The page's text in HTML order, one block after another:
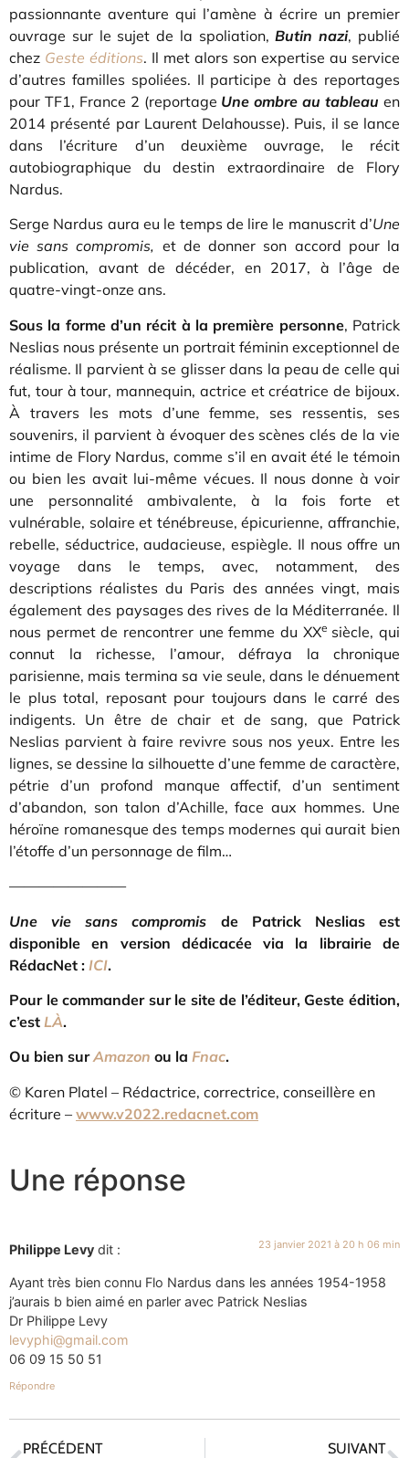
passionnante aventure qui l’amène à écrire un premier
ouvrage sur le sujet de la spoliation,Butin nazi, publié
chez Geste éditions. Il met alors son expertise au service
d’autres familles spoliées. Il participe à des reportages
pour TF1, France 2 (reportage Une ombre au tableau en
2014 présenté par Laurent Delahousse). Puis, il se lance
dans l’écriture d’un deuxième ouvrage, le récit
autobiographique du destin extraordinaire de Flory
Nardus.
Serge Nardus aura eu le temps de lire le manuscrit d’Une
vie sans compromis, et de donner son accord pour la
publication, avant de décéder, en 2017, à l’âge de
quatre-vingt-onze ans.
Sous la forme d’un récit à la première personne, Patrick
Neslias nous présente un portrait féminin exceptionnel de
réalisme. Il parvient à se glisser dans la peau de celle qui
fut, tour à tour, mannequin, actrice et créatrice de bijoux.
À travers les mots d’une femme, ses ressentis, ses
souvenirs, il parvient à évoquer des scènes clés de la vie
intime de Flory Nardus, comme s’il en avait été le témoin
ou bien les avait lui-même vécues. Il nous donne à voir
une personnalité ambivalente, à la fois forte et
vulnérable, solaire et ténébreuse, épicurienne, affranchie,
rebelle, séductrice, audacieuse, espiègle. Il nous offre un
voyage dans le temps, avec, notamment, des
descriptions réalistes du Paris des années vingt, mais
également des paysages des rives de la Méditerranée. Il
nous permet de rencontrer une femme du XXe siècle, qui
connut la richesse, l’amour, défraya la chronique
parisienne, mais termina sa vie seule, dans le dénuement
le plus total, reposant pour toujours dans le carré des
indigents. Un être de chair et de sang, que Patrick
Neslias parvient à faire revivre sous nos yeux. Entre les
lignes, se dessine la silhouette d’une femme de caractère,
pétrie d’un profond manque affectif, d’un sentiment
d’abandon, son talon d’Achille, face aux hommes. Une
héroïne romanesque des temps modernes qui aurait bien
l’étoffe d’un personnage de film…
————————
Une vie sans compromis de Patrick Neslias est
disponible en version dédicacée via la librairie de
RédacNet : ICI.
Pour le commander sur le site de l’éditeur, Geste édition,
c’est LÀ.
Ou bien surAmazon ou la Fnac.
© Karen Platel – Rédactrice, correctrice, conseillère en
écriture – www.v2022.redacnet.com
Une réponse
Philippe Levy dit : 23 janvier 2021 à 20 h 06 min
Ayant très bien connu Flo Nardus dans les années 1954-1958
j’aurais b bien aimé en parler avec Patrick Neslias
Dr Philippe Levy
levyphi@gmail.com
06 09 15 50 51
Répondre
PRÉCÉDENT
SUIVANT